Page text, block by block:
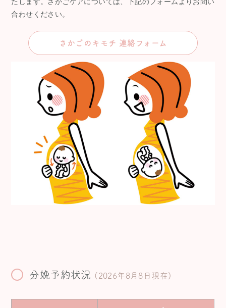
たします。さかごケアについては、下記のフォームよりお問い
合わせください。
さかごのキモチ 連絡フォーム
分娩予約状況 (2026年8月8日現在)